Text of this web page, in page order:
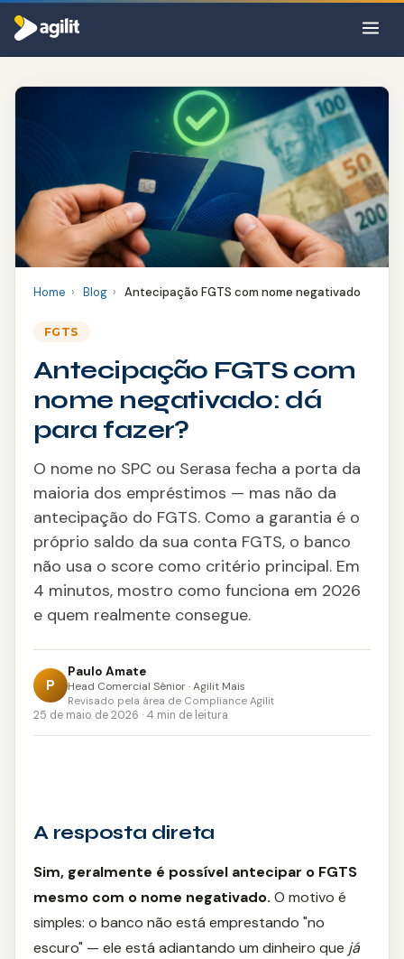
Por que a Agilit
Sobre nós
Produtos
CRÉDITO
Consignado INSS
Consignado Servidor
Consignado CLT
Antecipação do 13º
Crédito Imobiliário
Refinanciamento
Crédito Pessoal
Reforma
Blog
⚡ Antecipar mesmo negativado
Home › Blog › Antecipação FGTS com nome negativado
FGTS
Antecipação FGTS com
nome negativado: dá
para fazer?
O nome no SPC ou Serasa fecha a porta da
maioria dos empréstimos — mas não da
antecipação do FGTS. Como a garantia é o
próprio saldo da sua conta FGTS, o banco
não usa o score como critério principal. Em
4 minutos, mostro como funciona em 2026
e quem realmente consegue.
P
Paulo Amate
Head Comercial Sênior · Agilit Mais
Revisado pela área de Compliance Agilit
25 de maio de 2026 · 4 min de leitura
A resposta direta
Sim, geralmente é possível antecipar o FGTS
mesmo com o nome negativado. O motivo é
simples: o banco não está emprestando "no
escuro" — ele está adiantando um dinheiro que já